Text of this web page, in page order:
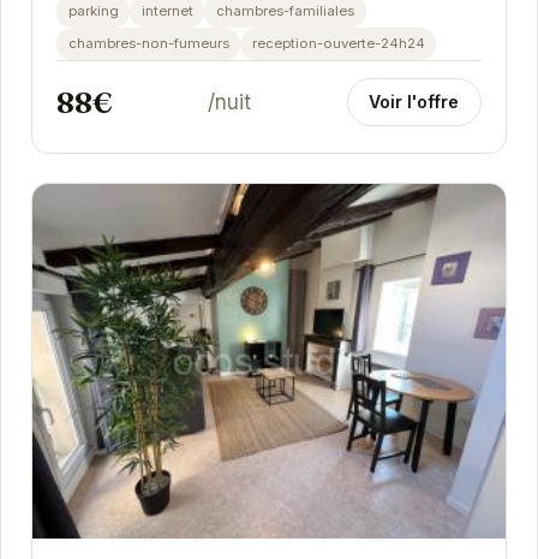
parking internet
chambres-familiales
chambres-non-fumeurs
reception-ouverte-24h24
88€ /nuit Voir l'offre